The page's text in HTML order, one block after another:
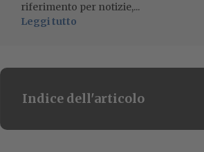
riferimento per notizie,...
Leggi tutto
Indice dell'articolo